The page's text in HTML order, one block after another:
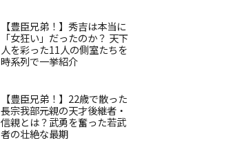
【豊臣兄弟！】秀吉は本当に
「女狂い」だったのか？ 天下
人を彩った11人の側室たちを
時系列で一挙紹介
【豊臣兄弟！】22歳で散った
長宗我部元親の天才後継者・
信親とは？武勇を奮った若武
者の壮絶な最期